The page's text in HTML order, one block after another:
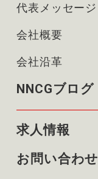
代表メッセージ
会社概要
会社沿革
NNCGブログ
求人情報
お問い合わせ